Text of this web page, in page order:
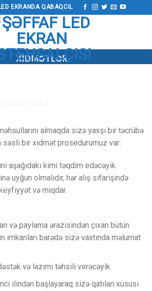
EKRANDA QABAQCIL
XIDMƏTLƏR
almaqda sizə yaxşı bir təcrübə
səsli bir xidmət prosedurumuz var:
aşağıdakı kimi təqdim edəcəyik:
uyğun olmalıdır, hər alış sifarişində
keyfiyyət və miqdar.
və paylama ərazisindən çıxan bütün
imkanları barədə sizə vaxtında məlumat
və lazımi təhsili verəcəyik.
ilindən başlayaraq sizə qatılan xüsusi